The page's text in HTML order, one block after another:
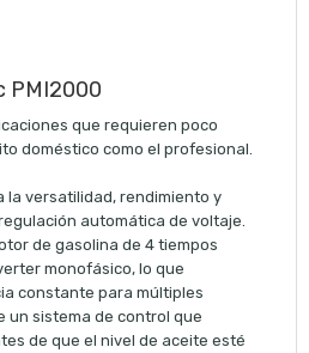
PMI2000
que requieren poco
doméstico como el profesional.
la versatilidad, rendimiento y
automática de voltaje.
de gasolina de 4 tiempos
monofásico, lo que
constante para múltiples
un sistema de control que
de que el nivel de aceite esté